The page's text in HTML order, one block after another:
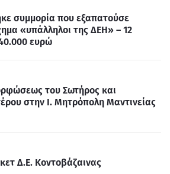
συμμορία που εξαπατούσε
«υπάλληλοι της ΔΕΗ» – 12
ευρώ
του Σωτήρος και
στην Ι. Μητρόπολη Μαντινείας
Δ.Ε. Κοντοβάζαινας